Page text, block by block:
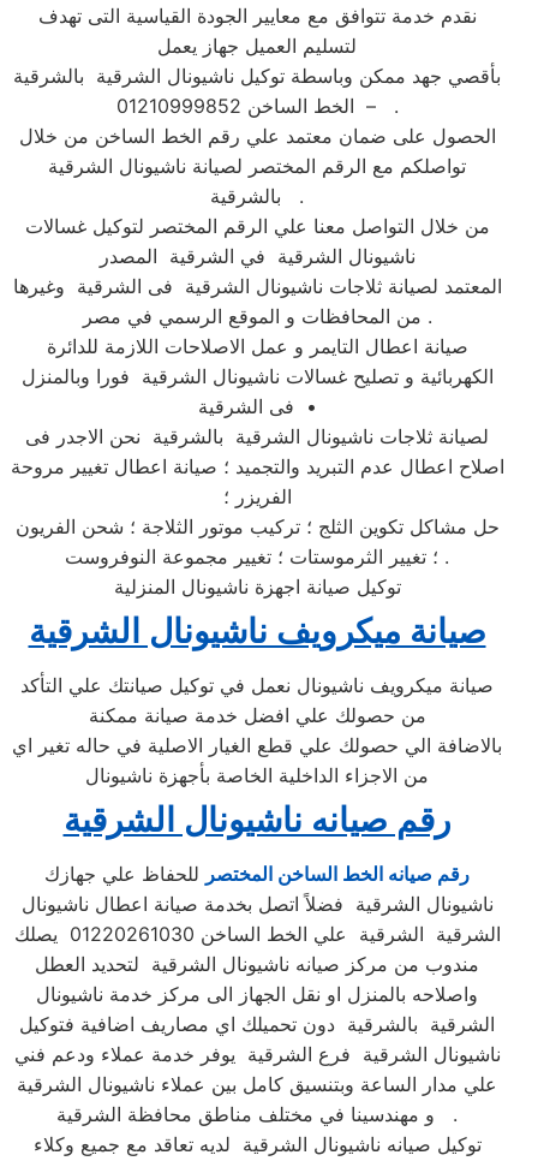
نقدم خدمة تتوافق مع معايير الجودة القياسية التى تهدف
لتسليم العميل جهاز يعمل
بأقصي جهد ممكن وباسطة توكيل ناشيونال الشرقية بالشرقية
– الخط الساخن 01210999852 .
الحصول على ضمان معتمد علي رقم الخط الساخن من خلال
تواصلكم مع الرقم المختصر لصيانة ناشيونال الشرقية
بالشرقية .
من خلال التواصل معنا علي الرقم المختصر لتوكيل غسالات
ناشيونال الشرقية في الشرقية المصدر
المعتمد لصيانة ثلاجات ناشيونال الشرقية فى الشرقية وغيرها
من المحافظات و الموقع الرسمي في مصر .
صيانة اعطال التايمر و عمل الاصلاحات اللازمة للدائرة
الكهربائية و تصليح غسالات ناشيونال الشرقية فورا وبالمنزل
فى الشرقية •
لصيانة ثلاجات ناشيونال الشرقية بالشرقية نحن الاجدر فى
اصلاح اعطال عدم التبريد والتجميد ؛ صيانة اعطال تغيير مروحة
الفريزر ؛
حل مشاكل تكوين الثلج ؛ تركيب موتور الثلاجة ؛ شحن الفريون
؛ تغيير الثرموستات ؛ تغيير مجموعة النوفروست .
توكيل صيانة اجهزة ناشيونال المنزلية
صيانة ميكرويف ناشيونال الشرقية
صيانة ميكرويف ناشيونال نعمل في توكيل صيانتك علي التأكد
من حصولك علي افضل خدمة صيانة ممكنة
بالاضافة الي حصولك علي قطع الغيار الاصلية في حاله تغير اي
من الاجزاء الداخلية الخاصة بأجهزة ناشيونال
رقم صيانه ناشيونال الشرقية
رقم صيانه الخط الساخن المختصر للحفاظ علي جهازك
ناشيونال الشرقية فضلاً اتصل بخدمة صيانة اعطال ناشيونال
الشرقية الشرقية علي الخط الساخن 01220261030 يصلك
مندوب من مركز صيانه ناشيونال الشرقية لتحديد العطل
واصلاحه بالمنزل او نقل الجهاز الى مركز خدمة ناشيونال
الشرقية بالشرقية دون تحميلك اي مصاريف اضافية فتوكيل
ناشيونال الشرقية فرع الشرقية يوفر خدمة عملاء ودعم فني
علي مدار الساعة وبتنسيق كامل بين عملاء ناشيونال الشرقية
و مهندسينا في مختلف مناطق محافظة الشرقية .
توكيل صيانه ناشيونال الشرقية لديه تعاقد مع جميع وكلاء